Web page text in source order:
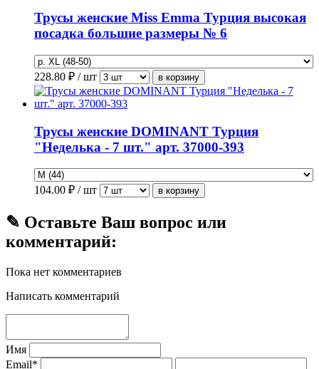
Трусы женские Miss Emma Турция высокая
посадка большие размеры № 6
228.80 ₽ / шт
Трусы женские DOMINANT Турция
"Неделька - 7 шт." арт. 37000-393
104.00 ₽ / шт
✎ Оставьте Ваш вопрос или
комментарий:
Пока нет комментариев
Написать комментарий
Имя
Email*